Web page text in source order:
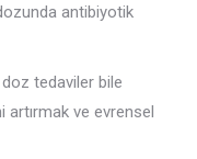
antibiyotik
tedaviler bile
artırmak ve evrensel